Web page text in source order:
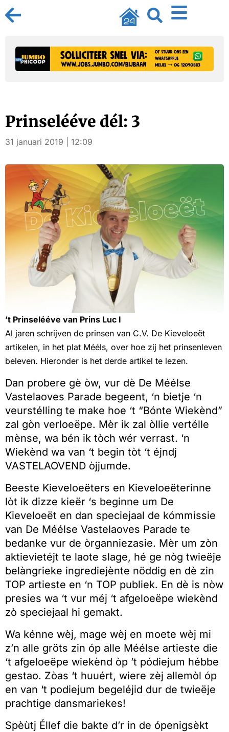
Prinselééve dél: 3
31 januari 2019 | 12:09
’t Prinselééve van Prins Luc I
Al jaren schrijven de prinsen van C.V. De Kieveloeët
artikelen, in het plat Mééls, over hoe zij het prinsenleven
beleven. Hieronder is het derde artikel te lezen.
Dan probere gè òw, vur dè De Méélse
Vastelaoves Parade begeent, ‘n bietje ‘n
veurstélling te make hoe ‘t “Bónte Wiekènd”
zal gòn verloeëpe. Mèr ik zal òllie vertélle
mènse, wa bén ik tòch wér verrast. ‘n
Wiekènd wa van ‘t begin tòt ‘t éjndj
VASTELAOVEND òjjumde.
Beeste Kieveloeëters en Kieveloeëterinne
lòt ik dizze kieër ‘s beginne um De
Kieveloeët en dan speciejaal de kómmissie
van De Méélse Vastelaoves Parade te
bedanke vur de òrganniezasie. Mèr um zòn
aktievietéjt te laote slage, hé ge nòg twieëje
belàngrieke ingrediejènte nöddig en dè zin
TOP artieste en ‘n TOP publiek. En dè is nòw
presies wa ‘t vur méj ‘t afgeloeëpe wiekènd
zò speciejaal hi gemakt.
Wa kénne wèj, mage wèj en moete wèj mi
z’n alle gröts zin óp alle Méélse artieste die
‘t afgeloeëpe wiekènd òp ’t pódiejum hébbe
gestao. Zòas ‘t huuért, wiere zèj allemòl óp
en van ‘t podiejum begeléjid dur de twieëje
prachtige dansmariekes!
Spèùtj Éllef die bakte d’r in de ópenigsèkt